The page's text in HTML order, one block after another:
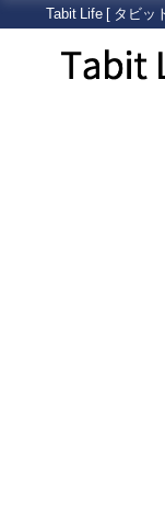
Tabit Life [ タビッ